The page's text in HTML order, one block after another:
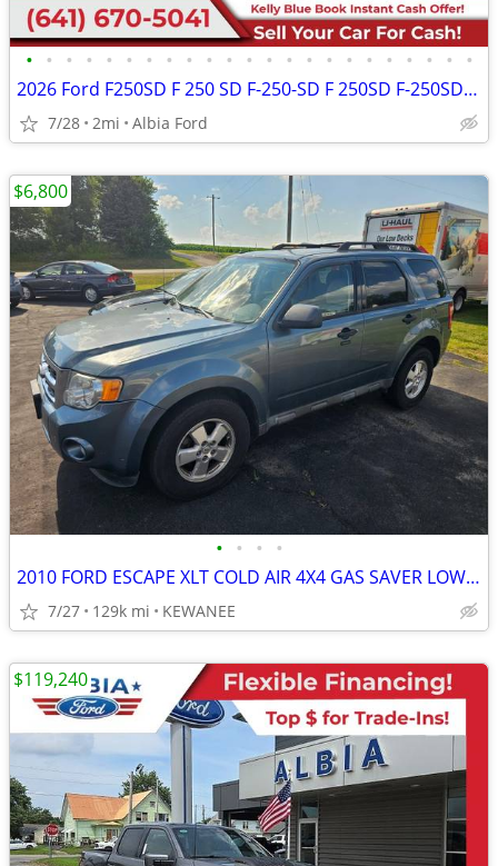
• • • • • • • • • • • • • • • • • • • • • • •
2026 Ford F250SD F 250 SD F-250-SD F 250SD F-250SD XLStandard Cab
7/28 2mi Albia Ford
• • • •
2010 FORD ESCAPE XLT COLD AIR 4X4 GAS SAVER LOW MILES!!!
7/27 129k mi KEWANEE
$6,800
$119,240